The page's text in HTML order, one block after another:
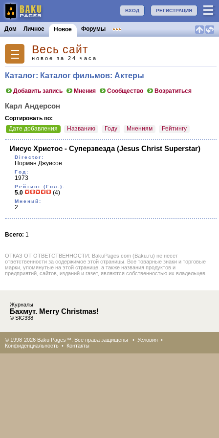
РЕГИСТРАЦИЯ
ВХОД
Дом Личное Новое Форумы
Весь сайт
новое за 24 часа
Каталог: Каталог фильмов: Актеры
Добавить запись Мнения Сообщество Возратиться
Карл Андерсон
Сортировать по:
Дате добавления
Названию Году Мнениям Рейтингу
Иисус Христос - Cуперзвезда(Jesus Christ Superstar)
Director:
Норман Джуисон
Год:
1973
Рейтинг (Гол.):
5.0 (4)
Мнений:
2
Всего: 1
ОТКАЗ ОТ ОТВЕТСТВЕННОСТИ: BakuPages.com (Baku.ru) не несет
ответственности за содержимое этой страницы. Все товарные знаки и торговые
марки, упомянутые на этой странице, а также названия продуктов и
предприятий, сайтов, изданий и газет, являются собственностью их владельцев.
Журналы
Бахмут. Merry Christmas!
© SIG338
© 1998-2026 Baku Pages™. Все права защищены • Условия •
Конфиденциальность • Контакты